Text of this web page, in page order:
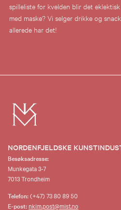
spilleliste for kvelden blir det
med maske? Vi selger drikke og
allerede har det!
NORDENFJELDSKE
Besøksadresse:
Munkegata 3-7
7013 Trondheim
Telefon:(+47) 73 80 89 50
E-post: nkim.post@mist.no